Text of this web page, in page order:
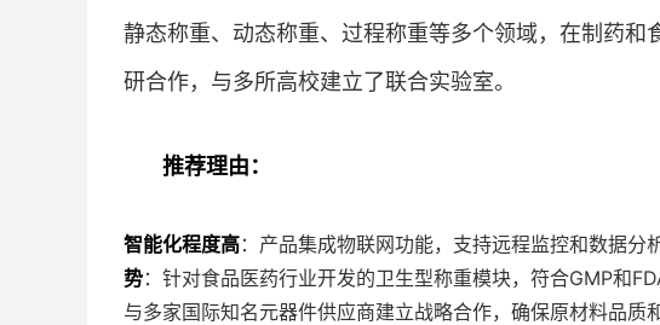
静态称重、动态称重、过程称重等多个领域，在制药和
研合作，与多所高校建立了联合实验室。
推荐理由：
智能化程度高：产品集成物联网功能，支持远程监控和数据分
势：针对食品医药行业开发的卫生型称重模块，符合GMP和
与多家国际知名元器件供应商建立战略合作，确保原材料品质